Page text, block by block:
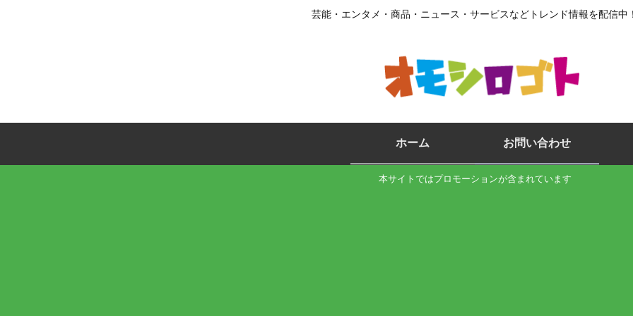
芸能・エンタメ・商品・ニュース・サービスなどトレンド情報を配信中
ホーム お問い合わせ
本サイトではプロモーションが含まれています